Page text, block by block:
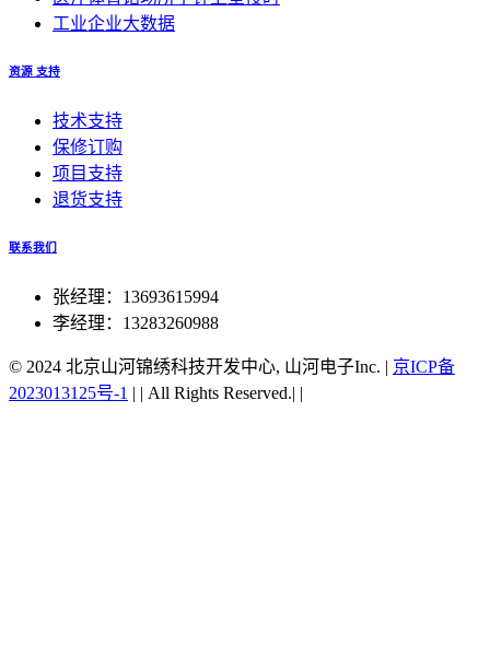
工业企业大数据
资源 支持
技术支持
保修订购
项目支持
退货支持
联系我们
张经理：13693615994
李经理：13283260988
© 2024 北京山河锦绣科技开发中心, 山河电子Inc. | 京ICP备
2023013125号-1 | | All Rights Reserved.| |